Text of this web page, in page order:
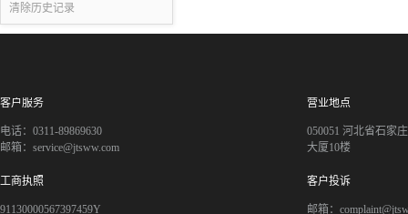
清除历史记录
客户服务
电话：0311-89869630
邮箱：service@jtsww.com
营业地点
050051 河北省石家
大厦10楼
工商执照
91130000567397459Y
客户投诉
邮箱：